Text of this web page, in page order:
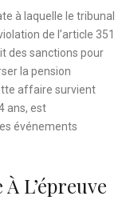
à laquelle le tribunal
de l’article 351
des sanctions pour
la pension
affaire survient
ans, est
événements
L’épreuve